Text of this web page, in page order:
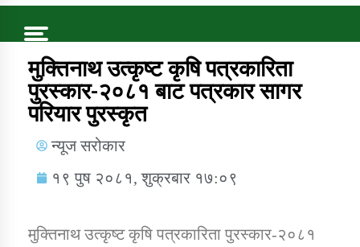
Trending Now
कुषि बिकास कार्यालय जुम्ला सुचना सन्देश
मुक्तिनाथ उत्कृष्ट कृषि पत्रकारिता
पुरस्कार-२०८१ बाट पत्रकार सागर
परियार पुरस्कृत
न्यूज सरोकार
१९ पुष २०८१, शुक्रबार १७:०९
मुक्तिनाथ उत्कृष्ट कृषि पत्रकारिता पुरस्कार-२०८१